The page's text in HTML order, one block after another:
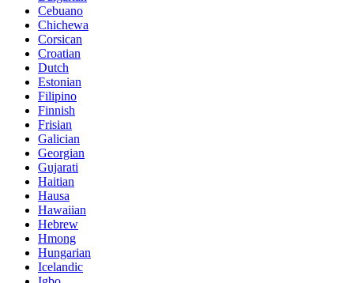
Cebuano
Chichewa
Corsican
Croatian
Dutch
Estonian
Filipino
Finnish
Frisian
Galician
Georgian
Gujarati
Haitian
Hausa
Hawaiian
Hebrew
Hmong
Hungarian
Icelandic